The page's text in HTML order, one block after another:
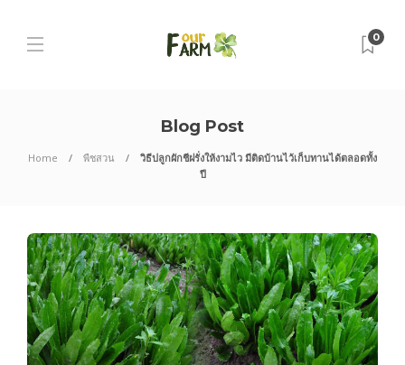
0
Blog Post
Home พืชสวน
วิธีปลูกผักชีฝรั่งให้งามไว มีติดบ้านไว้เก็บทานได้ตลอดทั้ง
ปี